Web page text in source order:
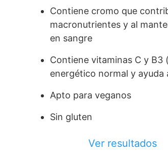
Contiene cromo que
macronutrientes y al
en sangre
Contiene vitaminas C y
energético normal y ayuda
Apto para veganos
Sin gluten
Ver resultados